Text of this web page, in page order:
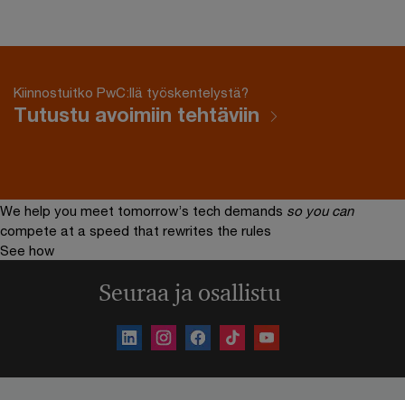
Kiinnostuitko PwC:llä työskentelystä?
Tutustu avoimiin tehtäviin
We help you meet tomorrow’s tech demands so you can
compete at a speed that rewrites the rules
See how
Seuraa ja osallistu